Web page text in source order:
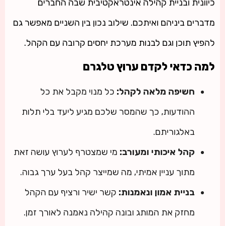
כיוונית ובניית קהילה אינטראקטיבית שבה החברים
מדברים ביניהם ואיתכם. שילוב נכון בין השניים מאפשר גם
להפיץ תוכן וגם לבנות מערכת יחסים קרובה עם הקהל.
למה כדאי לקדם ערוץ טלגרם
חשיפה מלאה לקהל: כל מנוי מקבל את כל
ההודעות, כך שהמסר שלכם מגיע ליעד בלי תלות
באלגוריתם.
קהל איכותי ומעורב: מי שמצטרף לערוץ עושה זאת
מתוך עניין אמיתי, מה שמייצר קהל בעל ערך גבוה.
בניית אמון ונאמנות: קשר ישיר ורציף עם הקהל
מחזק את המותג ובונה קהילה נאמנה לאורך זמן.